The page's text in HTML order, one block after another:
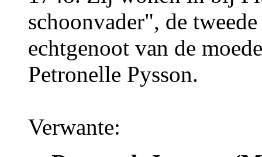
schoonvader", de tweede
echtgenoot van de
Petronelle Pysson.
Verwante: